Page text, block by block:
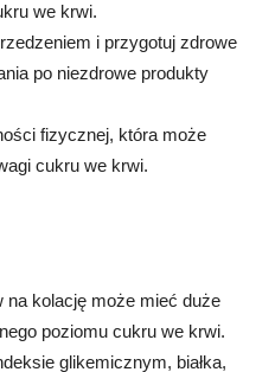
we krwi.
i przygotuj zdrowe
po niezdrowe produkty
fizycznej, która może
cukru we krwi.
na kolację może mieć duże
poziomu cukru we krwi.
glikemicznym, białka,